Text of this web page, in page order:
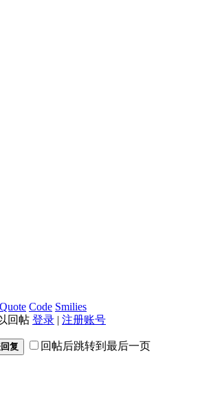
Quote Code Smilies
回帖 登录 | 注册账号
复 回帖后跳转到最后一页